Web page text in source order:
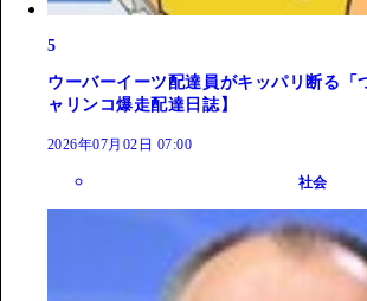
5
ウーバーイーツ配達員がキッパリ断る「
ャリンコ爆走配達日誌】
2026年07月02日 07:00
社会